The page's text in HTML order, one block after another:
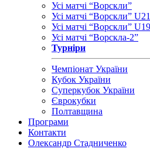
Усі матчі “Ворскли”
Усі матчі “Ворскли” U21
Усі матчі “Ворскли” U19
Усі матчі “Ворскла-2”
Турніри
Чемпіонат України
Кубок України
Суперкубок України
Єврокубки
Полтавщина
Програми
Контакти
Олександр Стадниченко